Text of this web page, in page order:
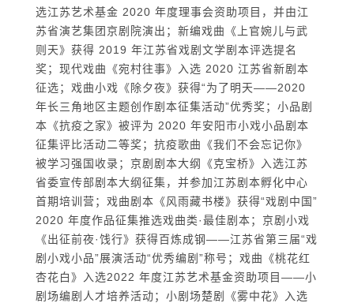
选江苏艺术基金 2020 年度理事会资助项目，并由江
苏省演艺集团京剧院演出；新编戏曲《上官婉儿与武
则天》获得 2019 年江苏省戏剧文学剧本评选提名
奖；现代戏曲《宛村往事》入选 2020 江苏省新剧本
征选；戏曲小戏《除夕夜》获得“为了明天——2020
年长三角地区主题创作剧本征集活动”优秀奖；小品剧
本《抗疫之家》被评为 2020 年安阳市小戏小品剧本
征集评比活动二等奖；抗疫歌曲《我们不会忘记你》
被学习强国收录；京剧剧本大纲《克宝桥》入选江苏
省委宣传部剧本大纲征集，并参加江苏剧本孵化中心
首期培训营；戏曲剧本《风雨藏书楼》获得“戏剧中国”
2020 年度作品征集推选戏曲类·最佳剧本；京剧小戏
《出征前夜·饯行》获得百炼成钢——江苏省第三届“戏
剧小戏小品”展演活动“优秀编剧”称号；戏曲《桃花红
杏花白》入选2022 年度江苏艺术基金资助项目——小
剧场编剧人才培养活动；小剧场楚剧《雾中花》入选